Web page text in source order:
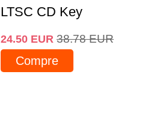
LTSC CD Key
24.50 EUR 38.78 EUR
Compre